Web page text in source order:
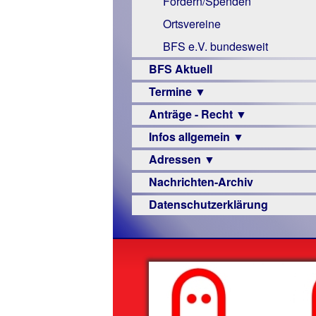
Links
Ortsvereine
BFS e.V. bundesweit
BFS Aktuell
Termine ▼
Veranstaltungsprogramme
Anträge - Recht ▼
Archiv
Urteile
Infos allgemein ▼
Sehbehinderung
Frühförderung
Schule
–
Beruf
Senioren
Hilfsmittel
Adressen ▼
Augenoptiker
Berufsbildungswerke
Hörbüchereien
Reha-
Nachrichten-Archiv
Datenschutzerklärung